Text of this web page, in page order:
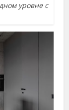
уровне с